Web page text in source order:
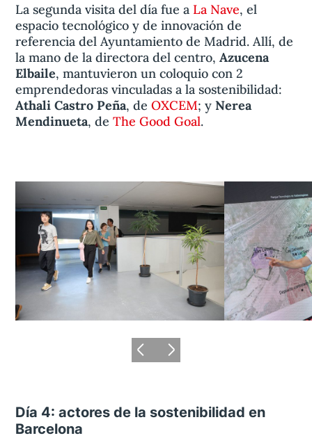
La segunda visita del día fue a La Nave, el
espacio tecnológico y de innovación de
referencia del Ayuntamiento de Madrid. Allí, de
la mano de la directora del centro,Azucena
Elbaile, mantuvieron un coloquio con 2
emprendedoras vinculadas a la sostenibilidad:
Athali Castro Peña, deOXCEM; yNerea
Mendinueta, deThe Good Goal.
Día 4: actores de la sostenibilidad en
Barcelona